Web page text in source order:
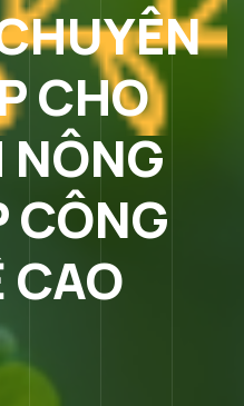
CHO
CÔNG
CAO